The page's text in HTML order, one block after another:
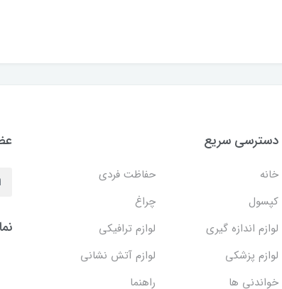
دسترسی سریع
خانه
حفاظت فردی
کپسول
چراغ
لوازم اندازه گیری
لوازم ترافیکی
لوازم پزشکی
لوازم آتش نشانی
خواندنی ها
راهنما